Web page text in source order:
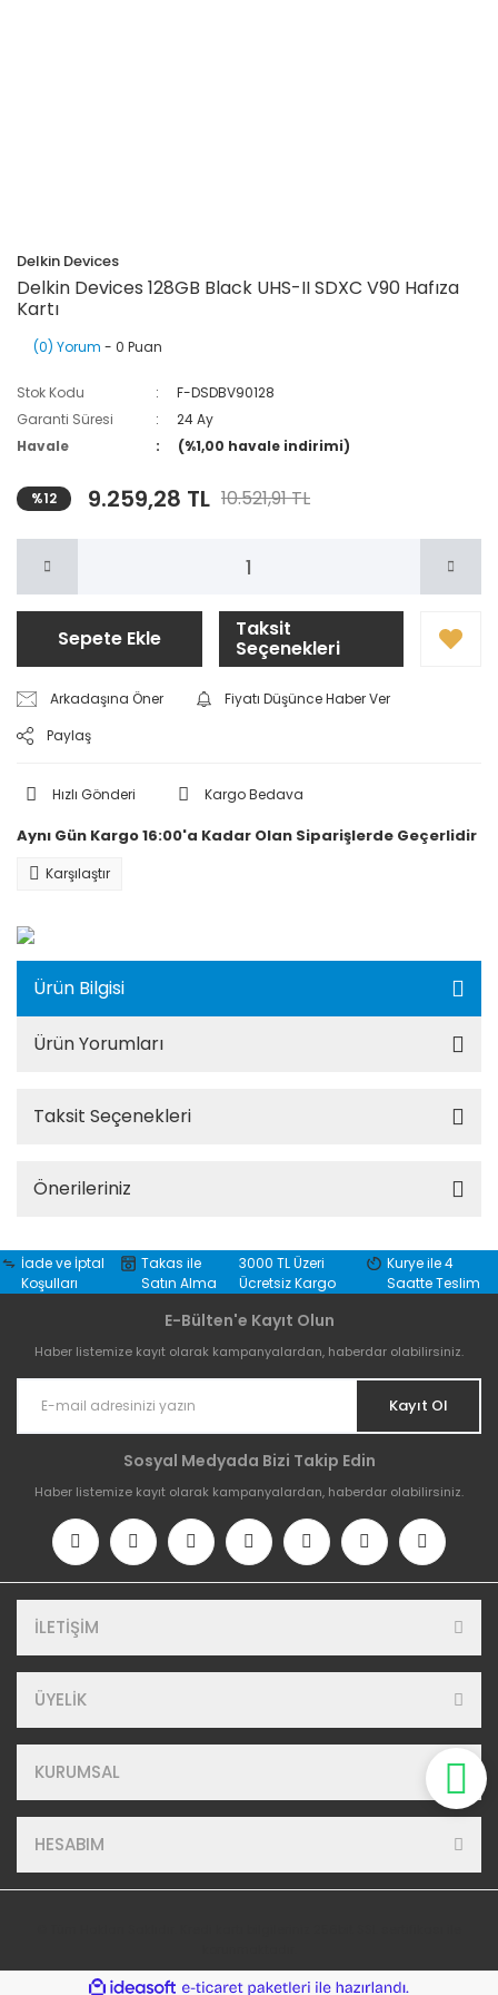
Delkin Devices
Delkin Devices 128GB Black UHS-II SDXC V90 Hafıza
Kartı
(0) Yorum - 0 Puan
Stok Kodu
F-DSDBV90128
Garanti Süresi
24 Ay
Havale
(%1,00 havale indirimi)
%12 9.259,28 TL 10.521,91 TL
Sepete Ekle Taksit
Seçenekleri
Arkadaşına Öner
Fiyatı Düşünce Haber Ver
Paylaş
Hızlı Gönderi Kargo Bedava
Aynı Gün Kargo 16:00'a Kadar Olan Siparişlerde Geçerlidir
Karşılaştır
Ürün Bilgisi
Ürün Yorumları
Taksit Seçenekleri
Önerileriniz
İade ve İptal
Koşulları
Takas ile
Satın Alma
3000 TL Üzeri
Ücretsiz Kargo
Kurye ile 4
Saatte Teslim
E-Bülten'e Kayıt Olun
Haber listemize kayıt olarak kampanyalardan, haberdar olabilirsiniz.
Kayıt Ol
Sosyal Medyada Bizi Takip Edin
Haber listemize kayıt olarak kampanyalardan, haberdar olabilirsiniz.
İLETİŞİM
ÜYELİK
KURUMSAL
HESABIM
ideasoft e-